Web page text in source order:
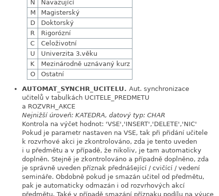
N
Navazující
M
Magisterský
D
Doktorský
R
Rigorózní
C
Celoživotní
U
Univerzita 3.věku
K
Mezinárodně uznávaný kurz
O
Ostatní
AUTOMAT_SYNCHR_UCITELU. Aut. synchronizace
učitelů v tabulkách UCITELE_PREDMETU
a ROZVRH_AKCE
Nejnižší úroveň: KATEDRA, datový typ: CHAR
Kontrola na výčet hodnot: 'VSE','INSERT','DELETE','NIC'
Pokud je parametr nastaven na VSE, tak při přidání učitele
k rozvrhové akci je zkontrolováno, zda je tento uveden
i u předmětu a v případě, že nikoliv, je tam automaticky
doplněn. Stejně je zkontrolováno a případně doplněno, zda
je správně uveden příznak přednášející / cvičící / vedení
semináře. Obdobně pokud je smazán učitel od předmětu,
pak je automaticky odmazán i od rozvrhových akcí
předmětu. Také v případě smazání příznaku podílu na výuce